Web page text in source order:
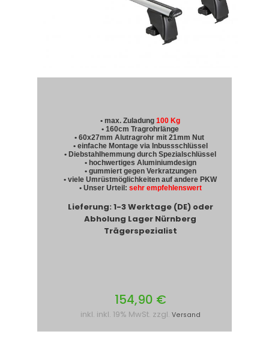
• max. Zuladung100 Kg
• 160cm Tragrohrlänge
• 60x27mm Alutragrohr mit 21mm Nut
• einfache Montage via Inbussschlüssel
• Diebstahlhemmung durch Spezialschlüssel
• hochwertiges Aluminiumdesign
• gummiert gegen Verkratzungen
• viele Umrüstmöglichkeiten auf andere PKW
• Unser Urteil: sehr empfehlenswert
Lieferung: 1-3 Werktage (DE) oder
Abholung Lager Nürnberg
Trägerspezialist
154,90 €
inkl. inkl. 19% MwSt. zzgl. Versand